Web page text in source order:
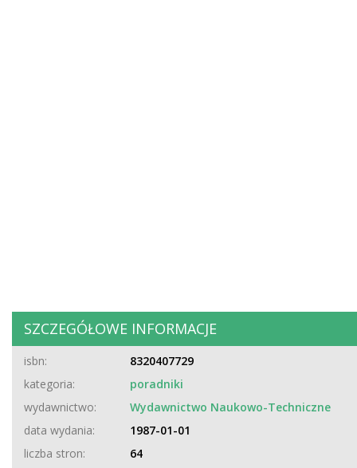
SZCZEGÓŁOWE INFORMACJE
isbn:
8320407729
kategoria:
poradniki
wydawnictwo:
Wydawnictwo Naukowo-Techniczne
data wydania:
1987-01-01
liczba stron:
64